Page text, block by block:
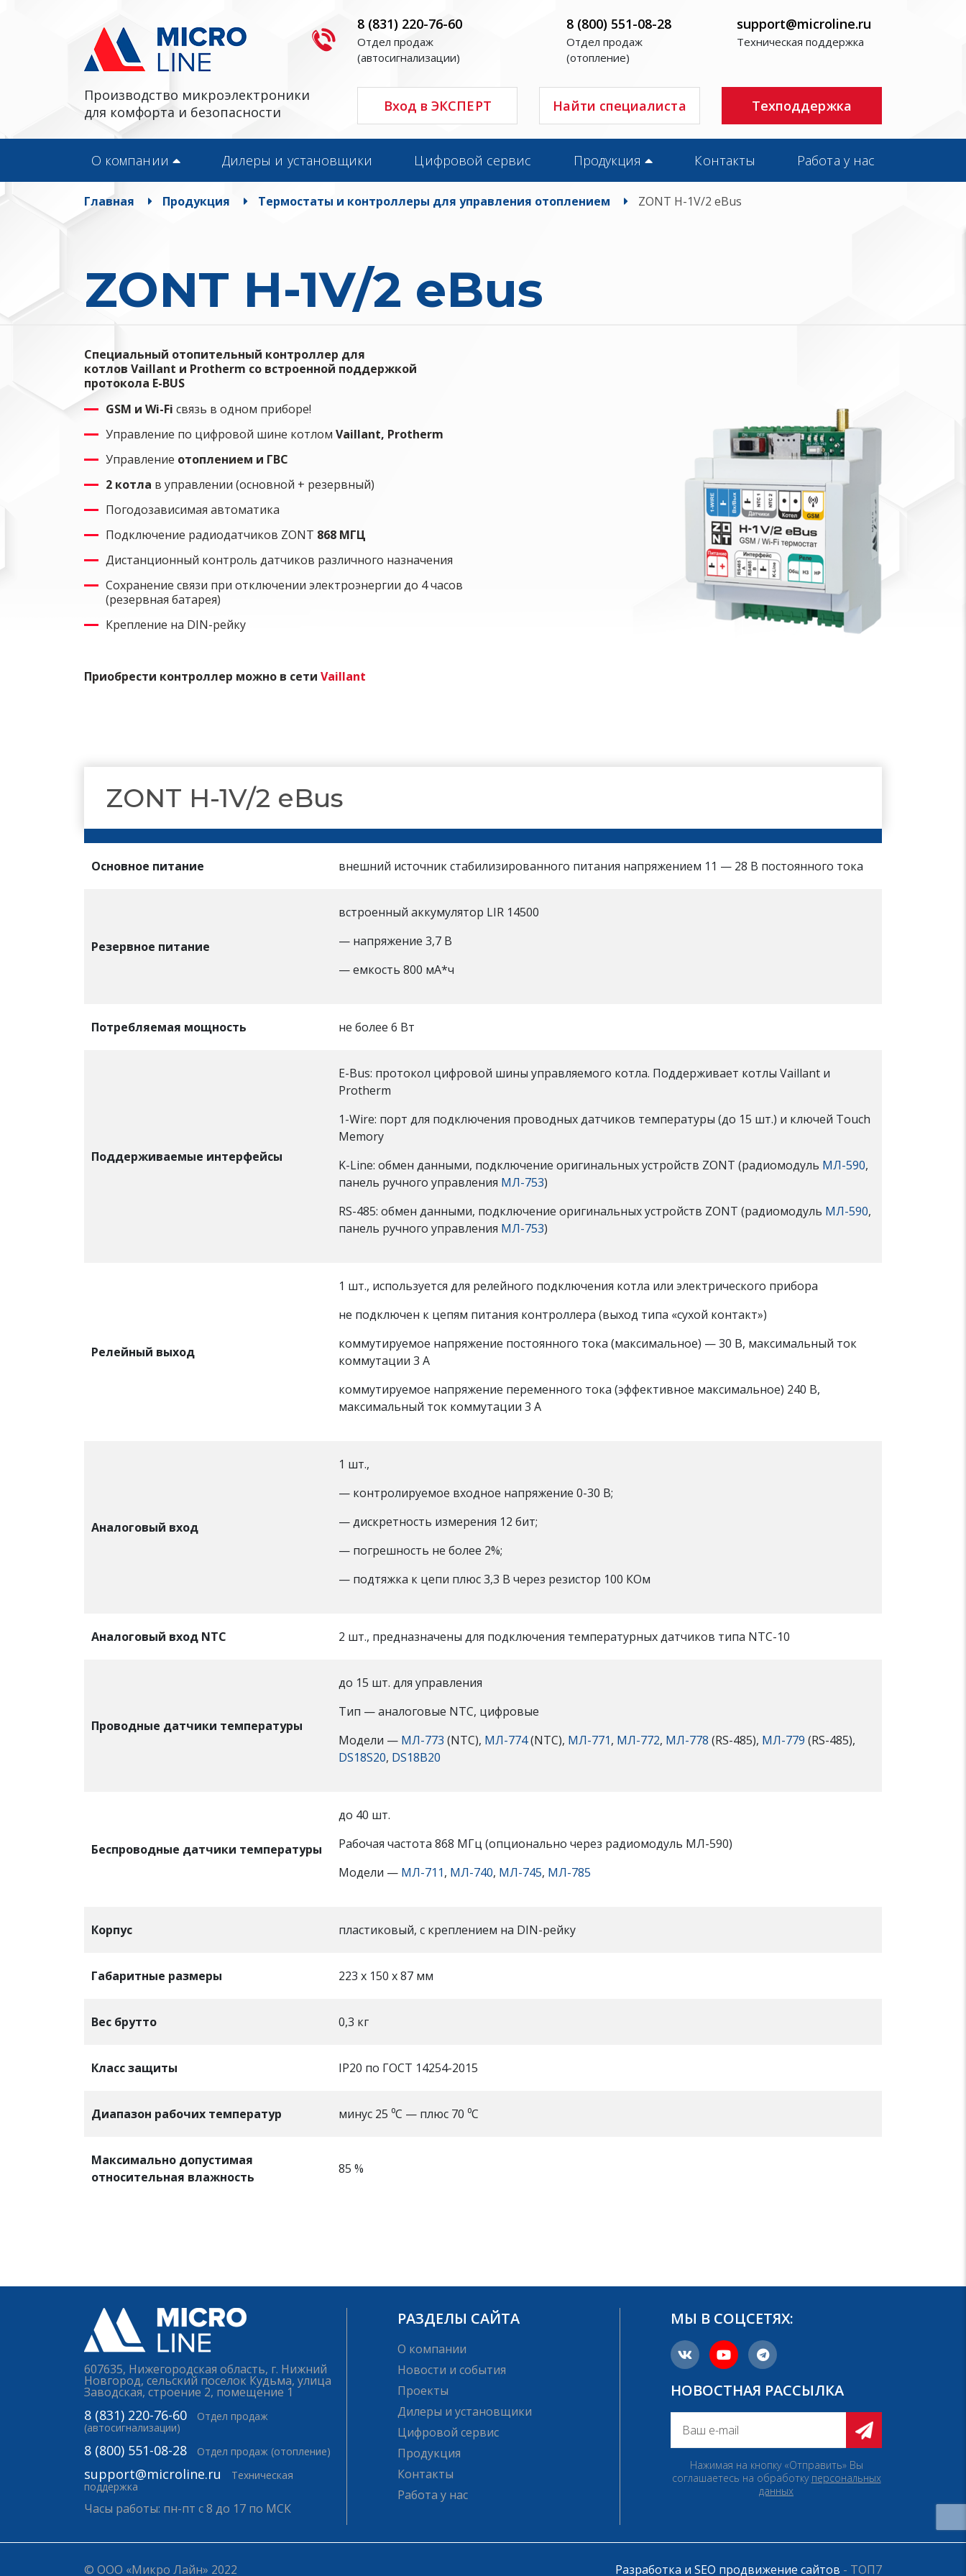
Производство микроэлектроники
для комфорта и безопасности
8 (831) 220-76-60
Отдел продаж
(автосигнализации)
8 (800) 551-08-28
Отдел продаж
(отопление)
support@microline.ru
Техническая поддержка
Вход в ЭКСПЕРТ Найти специалиста Техподдержка
О компании Дилеры и установщики Цифровой сервис Продукция Контакты Работа у нас
Главная Продукция Термостаты и контроллеры для управления отоплением ZONT H-1V/2 eBus
ZONT H-1V/2 eBus
Специальный отопительный контроллер для
котлов Vaillant и Protherm со встроенной поддержкой
протокола E-BUS
GSM и Wi-Fi связь в одном приборе!
Управление по цифровой шине котлом Vaillant, Protherm
Управление отоплением и ГВС
2 котла в управлении (основной + резервный)
Погодозависимая автоматика
Подключение радиодатчиков ZONT 868 МГЦ
Дистанционный контроль датчиков различного назначения
Сохранение связи при отключении электроэнергии до 4 часов
(резервная батарея)
Крепление на DIN-рейку
Приобрести контроллер можно в сети Vaillant
ZONT H-1V/2 eBus
Основное питание внешний источник стабилизированного питания напряжением 11 — 28 В постоянного тока
Резервное питание
встроенный аккумулятор LIR 14500
— напряжение 3,7 В
— емкость 800 мА*ч
Потребляемая мощность не более 6 Вт
Поддерживаемые интерфейсы
E-Bus: протокол цифровой шины управляемого котла. Поддерживает котлы Vaillant и
Protherm
1-Wire: порт для подключения проводных датчиков температуры (до 15 шт.) и ключей Touch
Memory
K-Line: обмен данными, подключение оригинальных устройств ZONT (радиомодуль МЛ-590,
панель ручного управления МЛ-753)
RS-485: обмен данными, подключение оригинальных устройств ZONT (радиомодуль МЛ-590,
панель ручного управления МЛ-753)
Релейный выход
1 шт., используется для релейного подключения котла или электрического прибора
не подключен к цепям питания контроллера (выход типа «сухой контакт»)
коммутируемое напряжение постоянного тока (максимальное) — 30 В, максимальный ток
коммутации 3 А
коммутируемое напряжение переменного тока (эффективное максимальное) 240 В,
максимальный ток коммутации 3 А
Аналоговый вход
1 шт.,
— контролируемое входное напряжение 0-30 В;
— дискретность измерения 12 бит;
— погрешность не более 2%;
— подтяжка к цепи плюс 3,3 В через резистор 100 КОм
Аналоговый вход NTC 2 шт., предназначены для подключения температурных датчиков типа NTC-10
Проводные датчики температуры
до 15 шт. для управления
Тип — аналоговые NTC, цифровые
Модели — МЛ-773 (NTC), МЛ-774(NTC), МЛ-771, МЛ-772, МЛ-778 (RS-485), МЛ-779 (RS-485),
DS18S20, DS18B20
Беспроводные датчики температуры
до 40 шт.
Рабочая частота 868 МГц (опционально через радиомодуль МЛ-590)
Модели — МЛ-711, МЛ-740, МЛ-745, МЛ-785
Корпус пластиковый, с креплением на DIN-рейку
Габаритные размеры 223 х 150 х 87 мм
Вес брутто 0,3 кг
Класс защиты IP20 по ГОСТ 14254-2015
Диапазон рабочих температур минус 25 ⁰С — плюс 70 ⁰С
Максимально допустимая
относительная влажность
85 %
607635, Нижегородская область, г. Нижний
Новгород, сельский поселок Кудьма, улица
Заводская, строение 2, помещение 1
8 (831) 220-76-60
Отдел продаж
(автосигнализации)
8 (800) 551-08-28 Отдел продаж (отопление)
support@microline.ru
Техническая
поддержка
Часы работы: пн-пт с 8 до 17 по МСК
РАЗДЕЛЫ САЙТА
О компании
Новости и события
Проекты
Дилеры и установщики
Цифровой сервис
Продукция
Контакты
Работа у нас
МЫ В СОЦСЕТЯХ:
НОВОСТНАЯ РАССЫЛКА
Нажимая на кнопку «Отправить» Вы
соглашаетесь на обработку персональных
данных
© ООО «Микро Лайн» 2022 Разработка и SEO продвижение сайтов - ТОП7